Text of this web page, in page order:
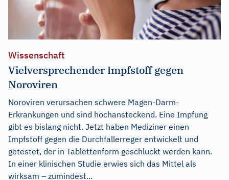
Wissenschaft
Vielversprechender Impfstoff gegen
Noroviren
Noroviren verursachen schwere Magen-Darm-
Erkrankungen und sind hochansteckend. Eine Impfung
gibt es bislang nicht. Jetzt haben Mediziner einen
Impfstoff gegen die Durchfallerreger entwickelt und
getestet, der in Tablettenform geschluckt werden kann.
In einer klinischen Studie erwies sich das Mittel als
wirksam – zumindest...